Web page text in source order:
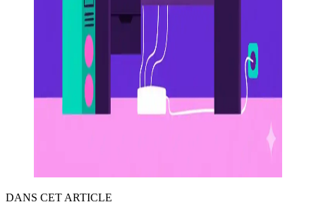
DANS CET ARTICLE